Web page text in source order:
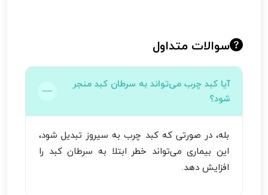
سوالات متداول
آیا کبد چرب می‌تواند به سرطان کبد منجر
شود؟
بله، در صورتی که کبد چرب به سیروز تبدیل شود،
این بیماری می‌تواند خطر ابتلا به سرطان کبد را
افزایش دهد.